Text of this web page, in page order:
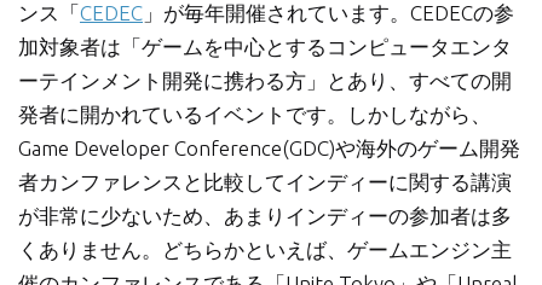
ンス「 CEDEC 」が毎年開催されています。CEDECの参
加対象者は「ゲームを中心とするコンピュータエンタ
ーテインメント開発に携わる方」とあり、すべての開
発者に開かれているイベントです。しかしながら、
Game Developer Conference(GDC)や海外のゲーム開発
者カンファレンスと比較してインディーに関する講演
が非常に少ないため、あまりインディーの参加者は多
くありません。どちらかといえば、ゲームエンジン主